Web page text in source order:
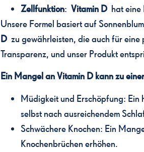
Zellfunktion:Vitamin D hat
Unsere Formel basiert auf
D zu gewährleisten, die auch für
Transparenz, und unser Produkt
Ein Mangel an Vitamin D kann zu
Müdigkeit und Erschöpfung:
selbst nach ausreichendem
Schwächere Knochen: Ein
Knochenbrüchen erhöhen.